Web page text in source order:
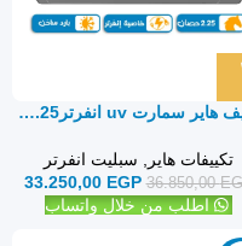
تكييف هاير سمارت uv انفرتر2.25 حصان بارد ساخن – سبليت
تكييفات هاير سبليت انفرتر
36.850,00
33.250,00 EGP
اطلب من خلال واتساب